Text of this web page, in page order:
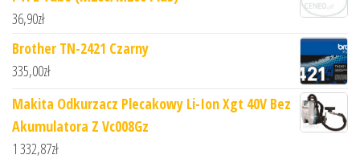
36,90zł
Brother TN-2421 Czarny
335,00zł
Makita Odkurzacz Plecakowy Li-Ion Xgt 40V Bez
Akumulatora Z Vc008Gz
1 332,87zł